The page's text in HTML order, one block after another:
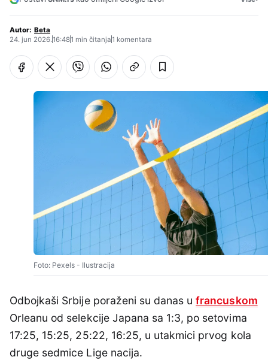
Autor: Beta
24. jun 2026.16:481 min čitanja1 komentara
Foto: Pexels - Ilustracija
Odbojkaši Srbije poraženi su danas ufrancuskom
Orleanu od selekcije Japana sa 1:3, po setovima
17:25, 15:25, 25:22, 16:25, u utakmici prvog kola
druge sedmice Lige nacija.